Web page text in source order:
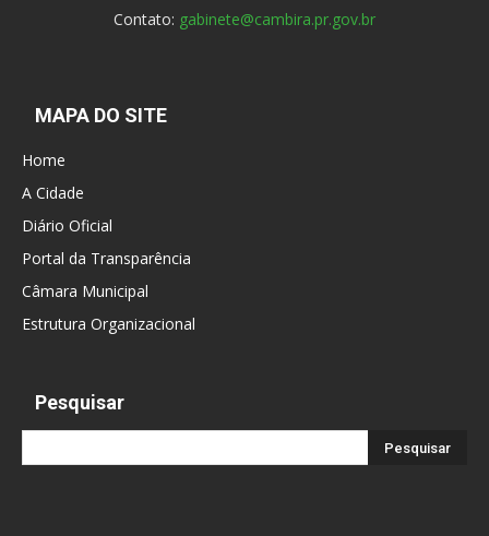
Contato: gabinete@cambira.pr.gov.br
MAPA DO SITE
Home
A Cidade
Diário Oficial
Portal da Transparência
Câmara Municipal
Estrutura Organizacional
Pesquisar